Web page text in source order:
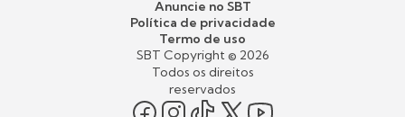
Anuncie no SBT
Política de privacidade
Termo de uso
SBT Copyright © 2026
Todos os direitos
reservados